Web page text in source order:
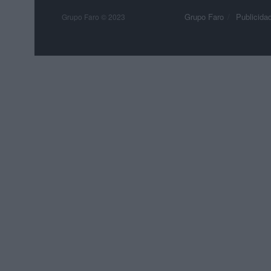
Grupo Faro Publicidad
Grupo Faro © 2023